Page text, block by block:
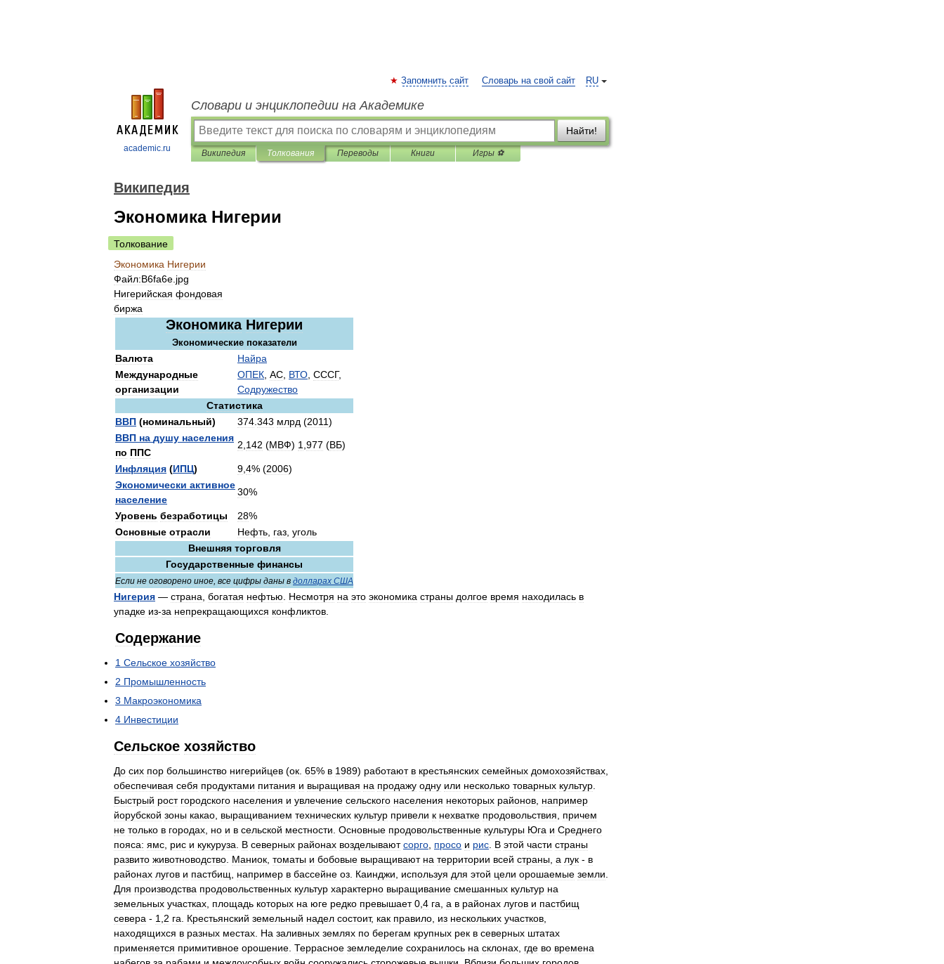
academic.ru
RU
Запомнить сайт Словарь на свой сайт
Словари и энциклопедии на Академике
Найти!
Википедия Толкования Переводы Книги Игры ⚽
Википедия
Экономика Нигерии
Толкование
Экономика Нигерии
Файл:B6fa6e jpg
Нигерийская фондовая
биржа
Экономика Нигерии
Экономические показатели
Валюта
Найра
Международные
организации
ОПЕК АС ВТО СССГ,
Содружество
Статистика
ВВП (номинальный) 374 343 млрд (2011)
ВВП на душу населения
по ППС
2 142 (МВФ) 1 977 (ВБ)
Инфляция (ИПЦ) 9 4% (2006)
Экономически активное
население
30%
Уровень безработицы 28%
Основные отрасли Нефть газ уголь
Внешняя торговля
Государственные финансы
Если не оговорено иное все цифры даны в долларах США
Нигерия — страна богатая нефтью Несмотря на это экономика страны долгое время находилась в
упадке из-за непрекращающихся конфликтов
Содержание
1 Сельское хозяйство
2 Промышленность
3 Макроэкономика
4 Инвестиции
Сельское хозяйство
До сих пор большинство нигерийцев (ок 65% в 1989) работают в крестьянских семейных домохозяйствах
обеспечивая себя продуктами питания и выращивая на продажу одну или несколько товарных культур
Быстрый рост городского населения и увлечение сельского населения некоторых районов например
йорубской зоны какао выращиванием технических культур привели к нехватке продовольствия
причем
не только в городах но и в сельской местности Основные продовольственные культуры Юга и Среднего
пояса: ямс рис и кукуруза В северных районах возделывают сорго просо и рис В этой части страны
развито животноводство Маниок томаты и бобовые выращивают на территории всей страны а лук - в
районах лугов и пастбищ например в бассейне оз Каинджи используя для этой цели орошаемые земли
Для производства продовольственных культур характерно выращивание смешанных культур на
земельных участках площадь которых на юге редко превышает 0 4 га а в районах лугов и пастбищ
севера - 1 2 га Крестьянский земельный надел состоит, как правило из нескольких участков
находящихся в разных местах На заливных землях по берегам крупных рек в северных штатах
применяется примитивное орошение Террасное земледелие сохранилось на склонах где во времена